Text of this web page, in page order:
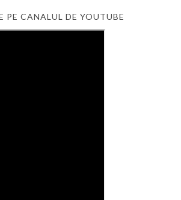
PE CANALUL DE YOUTUBE